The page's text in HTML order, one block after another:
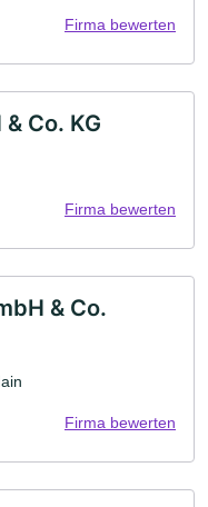
Firma bewerten
Co. KG
Firma bewerten
& Co.
Firma bewerten